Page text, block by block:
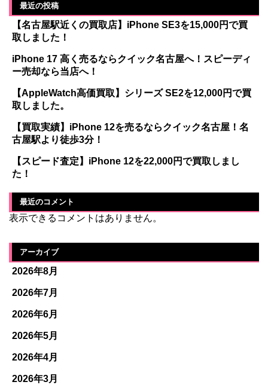
最近の投稿
【名古屋駅近くの買取店】iPhone SE3を15,000円で買
取しました！
iPhone 17 高く売るならクイック名古屋へ！スピーディ
ー売却なら当店へ！
【AppleWatch高価買取】シリーズ SE2を12,000円で買
取しました。
【買取実績】iPhone 12を売るならクイック名古屋！名
古屋駅より徒歩3分！
【スピード査定】iPhone 12を22,000円で買取しまし
た！
最近のコメント
表示できるコメントはありません。
アーカイブ
2026年8月
2026年7月
2026年6月
2026年5月
2026年4月
2026年3月